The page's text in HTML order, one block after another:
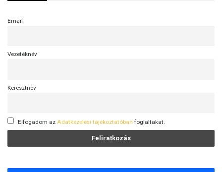
Email
Vezetéknév
Keresztnév
Elfogadom az Adatkezelési tájékoztatóban foglaltakat.